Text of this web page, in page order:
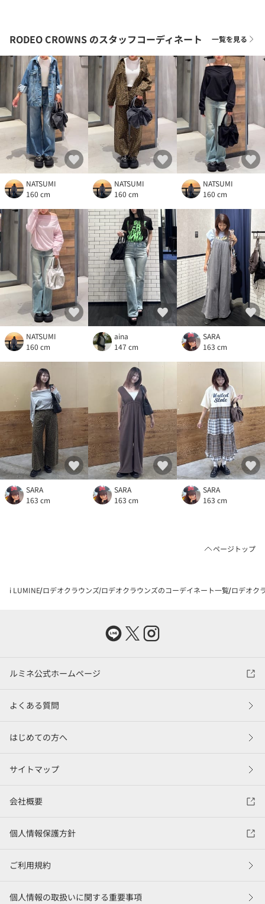
RODEO CROWNS のスタッフコーディネート 一覧を見る
NATSUMI
160 cm
NATSUMI
160 cm
NATSUMI
160 cm
NATSUMI
160 cm
aina
147 cm
SARA
163 cm
SARA
163 cm
SARA
163 cm
SARA
163 cm
ページトップ
i LUMINE ロデオクラウンズ ロデオクラウンズのコーデイネート一覧 ロデオク
ルミネ公式ホームページ
よくある質問
はじめての方へ
サイトマップ
会社概要
個人情報保護方針
ご利用規約
個人情報の取扱いに関する重要事項